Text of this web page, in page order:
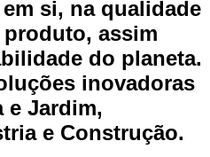
si, na qualidade
assim
do planeta.
inovadoras
e Jardim,
e Construção.